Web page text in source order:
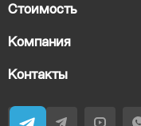
Стоимость
Компания
Контакты